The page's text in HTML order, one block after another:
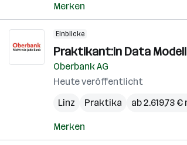
Merken
Einblicke
Praktikant:in Data
Oberbank AG
Heute veröffentlicht
Linz
Praktika ab 2.619,73
Merken